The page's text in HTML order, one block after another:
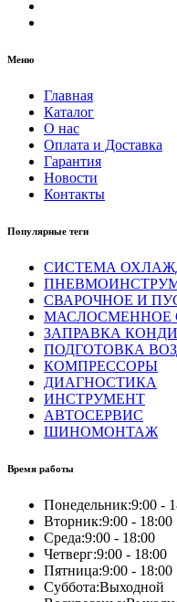
Меню
Главная
Каталог
О нас
Оплата и Доставка
Гарантия
Новости
Контакты
Популярные теги
СИСТЕМА
СВАРОЧНОЕ И
МАСЛОСМЕННОЕ
ЗАПРАВКА
ПОДГОТОВКА
КОМПРЕССОРЫ
ДИАГНОСТИКА
ИНСТРУМЕНТ
АВТОСЕРВИС
ШИНОМОНТАЖ
Время работы
Понедельник:9:00 -
Вторник:9:00 - 18:00
Среда:9:00 - 18:00
Четверг:9:00 - 18:00
Пятница:9:00 - 18:00
Суббота:Выходной